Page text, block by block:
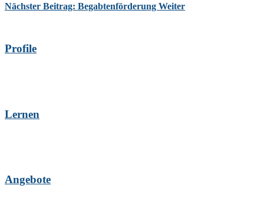
Nächster Beitrag: Begabtenförderung Weiter
Profile
Lernen
Angebote